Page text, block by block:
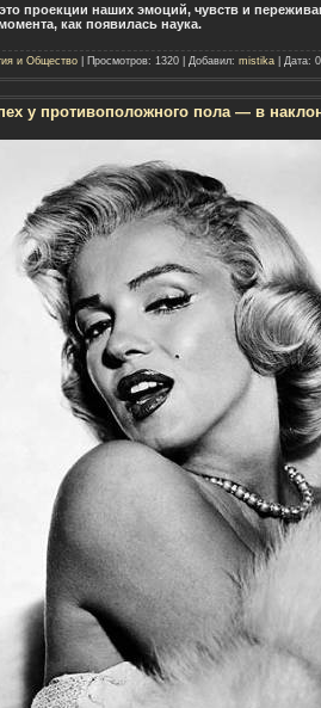
проекции наших эмоций, чувств и
как появилась наука.
и Общество| Просмотров: 1320 | Добавил: mistika| Дата:
у противоположного пола — в